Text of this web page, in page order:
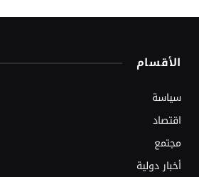
الأقسام
سياسة
اقتصاد
مجتمع
أخبار دولية